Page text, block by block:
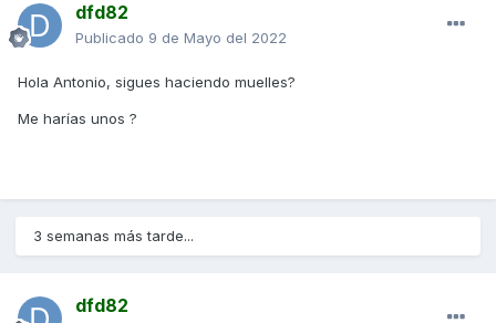
dfd82
Publicado 9 de Mayo del 2022
Hola Antonio, sigues haciendo muelles?
Me harías unos ?
3 semanas más tarde...
dfd82